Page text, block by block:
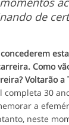
de
Como
Voltarão a
completa 30
a
neste